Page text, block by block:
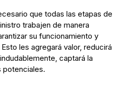
que todas las etapas de
trabajen de manera
su funcionamiento y
les agregará valor, reducirá
captará la
potenciales.